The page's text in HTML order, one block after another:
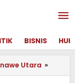
BISNIS
Utara »
Wahid